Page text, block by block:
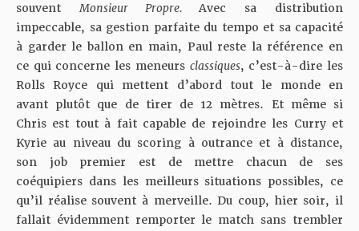
souventMonsieur Propre.Avec sa distribution
impeccable, sa gestion parfaite du tempo et sa capacité
à garder le ballon en main, Paul reste la référence en
ce qui concerne les meneurs classiques, c’est-à-dire les
Rolls Royce qui mettent d’abord tout le monde en
avant plutôt que de tirer de 12 mètres. Et même si
Chris est tout à fait capable de rejoindre les Curry et
Kyrie au niveau du scoring à outrance et à distance,
son job premier est de mettre chacun de ses
coéquipiers dans les meilleurs situations possibles, ce
qu’il réalise souvent à merveille. Du coup, hier soir, il
fallait évidemment remporter le match sans trembler